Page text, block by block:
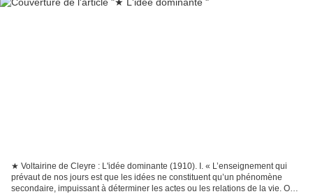
★ Voltairine de Cleyre : L'idée dominante (1910). I. « L’enseignement qui
prévaut de nos jours est que les idées ne constituent qu’un phénomène
secondaire, impuissant à déterminer les actes ou les relations de la vie. On